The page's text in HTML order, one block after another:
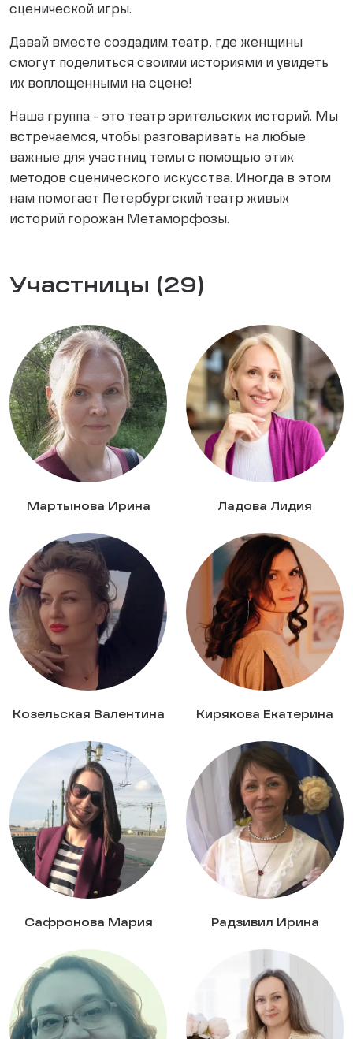
сценической игры.
Давай вместе создадим театр, где женщины
смогут поделиться своими историями и увидеть
их воплощенными на сцене!
Наша группа - это театр зрительских историй. Мы
встречаемся, чтобы разговаривать на любые
важные для участниц темы с помощью этих
методов сценического искусства. Иногда в этом
нам помогает Петербургский театр живых
историй горожан Метаморфозы.
Участницы (29)
Мартынова Ирина Ладова Лидия
Козельская Валентина Кирякова Екатерина
Сафронова Мария Радзивил Ирина